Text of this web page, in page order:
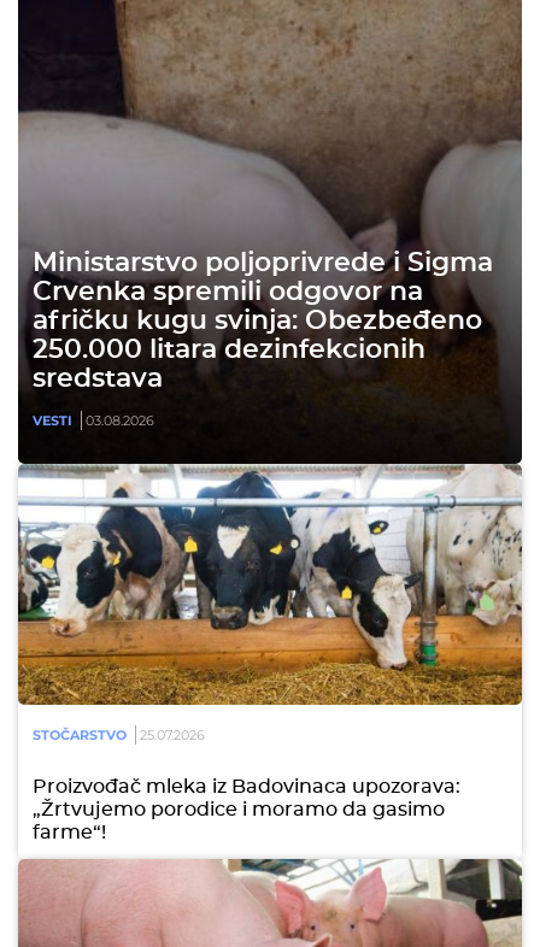
Ministarstvo poljoprivrede i Sigma
Crvenka spremili odgovor na
afričku kugu svinja: Obezbeđeno
250.000 litara dezinfekcionih
sredstava
VESTI 03.08.2026
STOČARSTVO 25.07.2026
Proizvođač mleka iz Badovinaca upozorava:
„Žrtvujemo porodice i moramo da gasimo
farme“!